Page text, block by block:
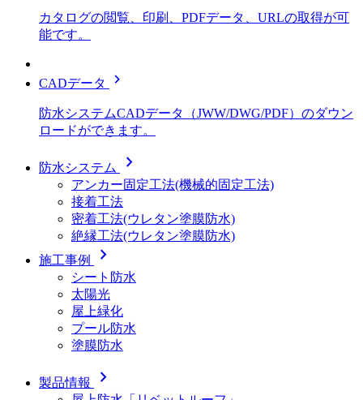
カタログの閲覧、印刷、PDFデータ、URLの取得が可
能です。
CADデータ chevron_right
防水システムCADデータ（JWW/DWG/PDF）のダウン
ロードができます。
防水システム chevron_right
アンカー固定工法(機械的固定工法)
接着工法
密着工法(ウレタン塗膜防水)
絶縁工法(ウレタン塗膜防水)
施工事例
chevron_right
シート防水
太陽光
屋上緑化
プール防水
塗膜防水
製品情報 chevron_right